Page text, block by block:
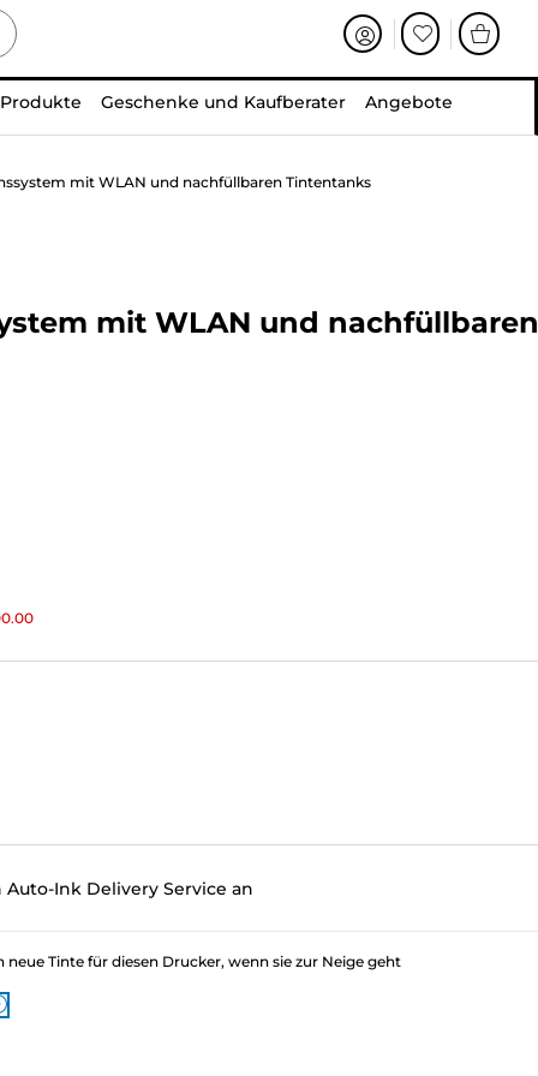
Geschenke und Kaufberater Angebote
mit WLAN und nachfüllbaren Tintentanks
mit WLAN und nachfüllbaren
Ink Delivery Service an
Tinte für diesen Drucker, wenn sie zur Neige geht